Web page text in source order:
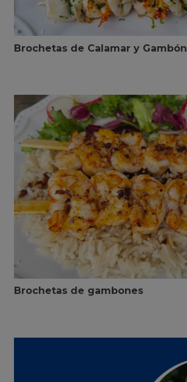
Brochetas de Calamar y Gambón
Brochetas de gambones